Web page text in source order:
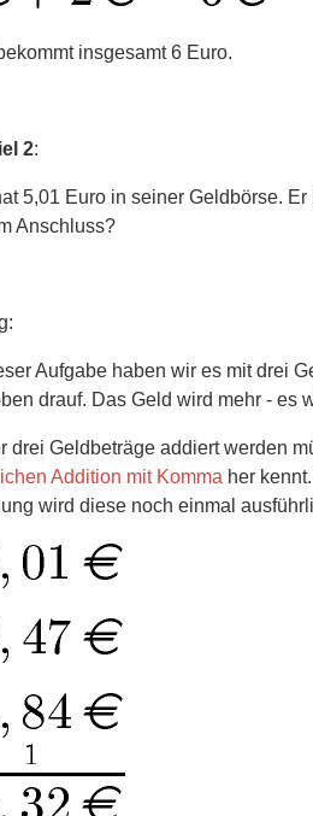
insgesamt 6 Euro.
2:
5,01 Euro in seiner Geldbörse.
Anschluss?
Aufgabe haben wir es mit drei
drauf. Das Geld wird mehr - es
drei Geldbeträge addiert werden
Addition mit Komma her
wird diese noch einmal